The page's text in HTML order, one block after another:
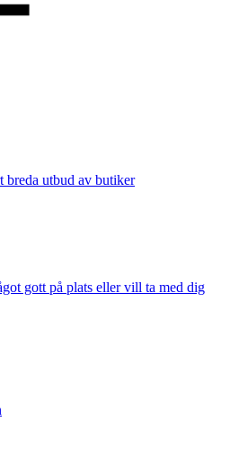
breda utbud av butiker
gott på plats eller vill ta med dig